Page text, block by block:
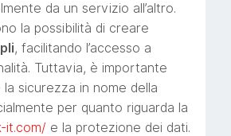
da un servizio all’altro.
la possibilità di creare
, facilitando l’accesso a
Tuttavia, è importante
sicurezza in nome della
per quanto riguarda la
it.com/ e la protezione dei dati.